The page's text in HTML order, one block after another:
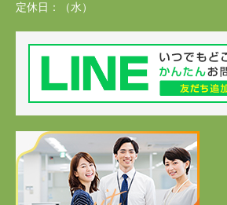
定休日：
（水）